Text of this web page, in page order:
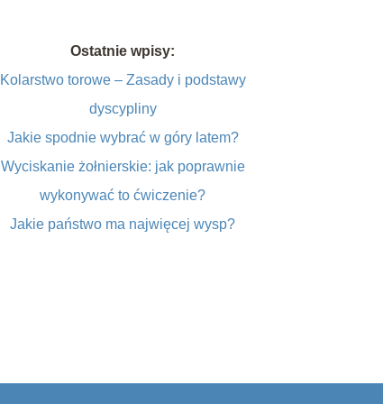
Ostatnie wpisy:
Kolarstwo torowe – Zasady i podstawy
dyscypliny
Jakie spodnie wybrać w góry latem?
Wyciskanie żołnierskie: jak poprawnie
wykonywać to ćwiczenie?
Jakie państwo ma najwięcej wysp?